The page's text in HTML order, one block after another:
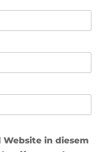
Website in diesem